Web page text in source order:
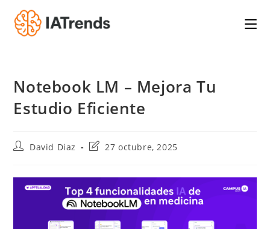
Saltar
contenido
Notebook LM – Mejora Tu
Estudio Eficiente
Autor
entrada:
David Diaz
Última
la
entrada:
27 octubre, 2025